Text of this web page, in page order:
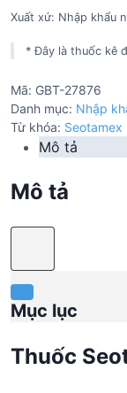
Xuất xứ: Nhập khẩu
* Đây là thuốc kê
Mã: GBT-27876
Danh mục: Nhập
Từ khóa: Seotamex
Mô tả
Mô tả
Mục lục
Thuốc